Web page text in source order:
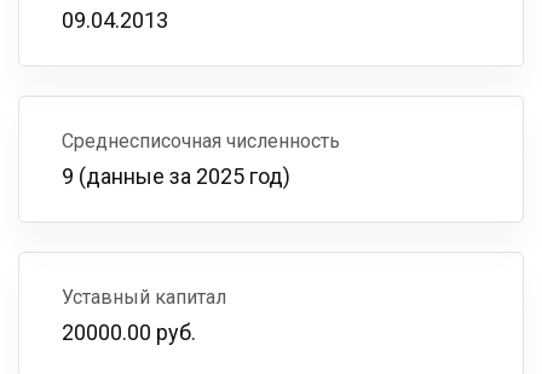
09.04.2013
Среднесписочная численность
9 (данные за 2025 год)
Уставный капитал
20000.00 руб.